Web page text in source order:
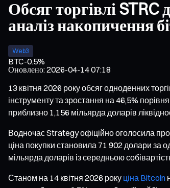
Обсяг торгівлі
аналіз накопичення
Web3
BTC-0.5%
Оновлено:2026-04-14 07:18
13 квітня 2026 року обсяг одноденних
інструменту та зростання на 46,5%
приблизно 1,156 мільярда доларів
Водночас Strategy офіційно оголосила
ціна покупки становила 71 902 долари за
мільярда доларів із середньою
Станом на 14 квітня 2026 року ціна Bitcoin